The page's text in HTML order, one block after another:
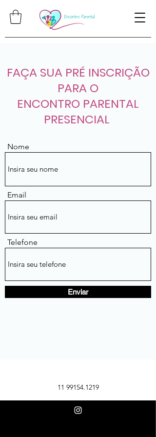
FAÇA SUA PRÉ INSCRIÇÃO
PARA O
ENCONTRO PARENTAL
PRESENCIAL
Nome
Email
Telefone
Enviar
11 99154.1219